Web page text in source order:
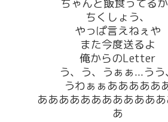
ちゃんと飯食ってる
ちくしょう、
やっぱ言えねぇや
また今度送るよ
俺からのLetter
う、う、うぁぁ...うう、
うわぁぁあああああ
あああああああああああ
あ